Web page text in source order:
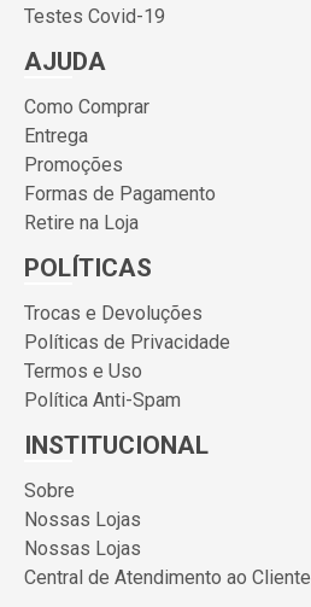
Testes Covid-19
AJUDA
Como Comprar
Entrega
Promoções
Formas de Pagamento
Retire na Loja
POLÍTICAS
Trocas e Devoluções
Políticas de Privacidade
Termos e Uso
Política Anti-Spam
INSTITUCIONAL
Sobre
Nossas Lojas
Nossas Lojas
Central de Atendimento ao Cliente